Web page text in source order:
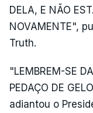
DELA, E NÃO
NOVAMENTE",
Truth.
"LEMBREM-SE
PEDAÇO DE
adiantou o